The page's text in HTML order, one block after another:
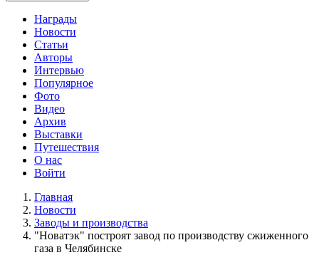
Награды
Новости
Статьи
Авторы
Интервью
Популярное
Фото
Видео
Архив
Выставки
Путешествия
О нас
Войти
Главная
Новости
Заводы и производства
"Новатэк" построят завод по производству сжиженного
газа в Челябинске